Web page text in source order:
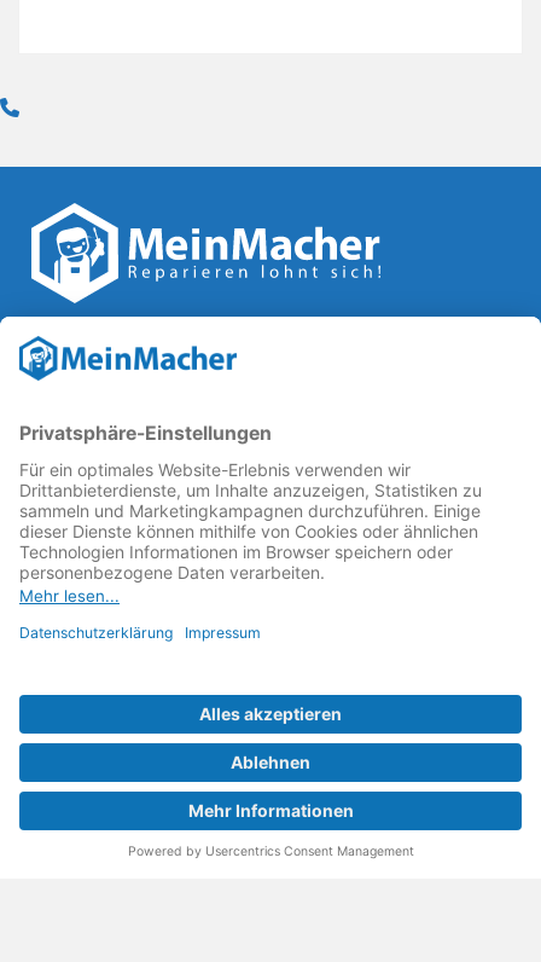
Reparatur Revolution
Reparatur↗ für eineReparatur Revolution
Reparaturbedingungen: Für Produkte, die sich gut
reparieren lassen, für günstigere Ersatzteile und den
Erhalt der reparierenden Betriebe und des Reparatur-
Know-hows in Deutschland.
Weitere Informationen
Fachhändler finden
FAQ - häufig gestellte Fragen
© 2023 MeinMacher - eine Marke der Vangerow GmbH
Barrierefreiheit